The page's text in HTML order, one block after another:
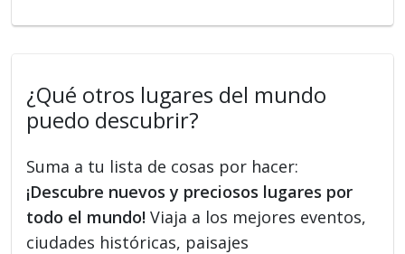
¿Qué otros lugares del mundo
puedo descubrir?
Suma a tu lista de cosas por hacer:
¡Descubre nuevos y preciosos lugares por
todo el mundo! Viaja a los mejores eventos,
ciudades históricas, paisajes